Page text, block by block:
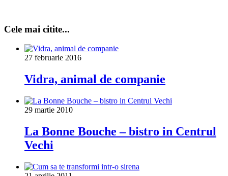
Cele mai citite...
27 februarie 2016
Vidra, animal de companie
29 martie 2010
La Bonne Bouche – bistro in Centrul
Vechi